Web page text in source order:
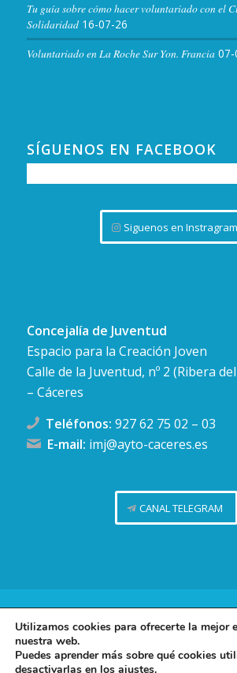
Tu guía sobre cómo hacer voluntariado con el
Solidaridad 16-07-26
Voluntariado en La Roche Sur Yon. Francia 07-
SÍGUENOS EN FACEBOOK
Siguenos en Instragram
Concejalía de Juventud
Espacio para la Creación Joven
Calle de la Juventud, nº 2 (Ribera
– Cáceres
Teléfonos: 927 62 75 02 – 03
E-mail: imj@ayto-caceres.es
CANAL TELEGRAM
Concejalía de Juventud (Ayuntamiento
Política de privacidad
Utilizamos cookies para ofrecerte la mejor
nuestra web.
Puedes aprender más sobre qué cookies
desactivarlas en los ajustes.